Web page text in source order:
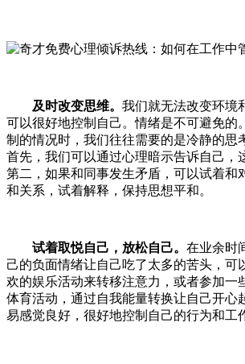
及时改变思维。 我们就无法改变环境
可以很好地控制自己。情绪是不可避免的
制的情况时，我们往往需要的是冷静的思
首先，我们可以通过心理暗示告诉自己，
第二，如果和同事发生矛盾，可以试着和
和关系，试着解释，保持思想平和。
试着取悦自己，放松自己。 在业余时
己的负面情绪让自己吃了太多的苦头，可
欢的娱乐活动来转移注意力，或者参加一
体育活动，通过自我能量转换让自己开心
易感觉良好，很好地控制自己的行为和工